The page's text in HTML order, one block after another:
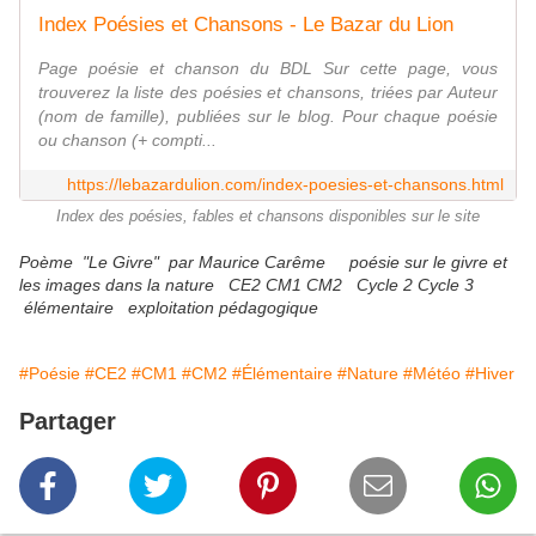
Index Poésies et Chansons - Le Bazar du Lion
Page poésie et chanson du BDL Sur cette page, vous
trouverez la liste des poésies et chansons, triées par Auteur
(nom de famille), publiées sur le blog. Pour chaque poésie
ou chanson (+ compti...
https://lebazardulion.com/index-poesies-et-chansons.html
Index des poésies, fables et chansons disponibles sur le site
Poème "Le Givre" par Maurice Carême poésie sur le givre et
les images dans la nature CE2 CM1 CM2 Cycle 2 Cycle 3
élémentaire exploitation pédagogique
#Poésie #CE2 #CM1 #CM2 #Élémentaire #Nature #Météo #Hiver
Partager